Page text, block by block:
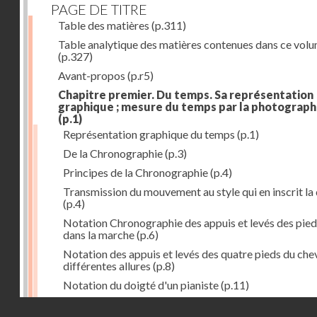
PAGE DE TITRE
Table des matières (p.311)
Table analytique des matières contenues dans ce
(p.327)
Avant-propos (p.r5)
Chapitre premier. Du temps. Sa représentation
graphique ; mesure du temps par la
(p.1)
Représentation graphique du temps (p.1)
De la Chronographie(p.3)
Principes de la Chronographie(p.4)
Transmission du mouvement au style qui en inscrit la
(p.4)
Notation Chronographie des appuis et levés des
dans la marche(p.6)
Notation des appuis et levés des quatre pieds du
différentes allures (p.8)
Notation du doigté d'un pianiste(p.11)